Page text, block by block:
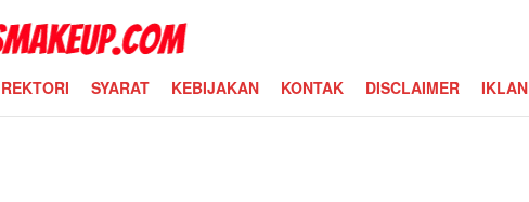
SYARAT KEBIJAKAN KONTAK DISCLAIMER IKLAN